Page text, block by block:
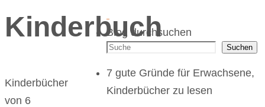
Kinderbuch
Kinderbücher
von 6
Blog durchsuchen
Suchen
7 gute Gründe für Erwachsene,
Kinderbücher zu lesen